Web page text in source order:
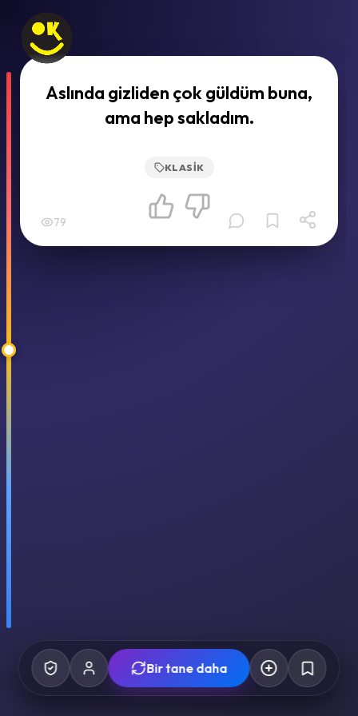
Aslında gizliden çok güldüm buna,
ama hep sakladım.
KLASIK
79
Bir tane daha